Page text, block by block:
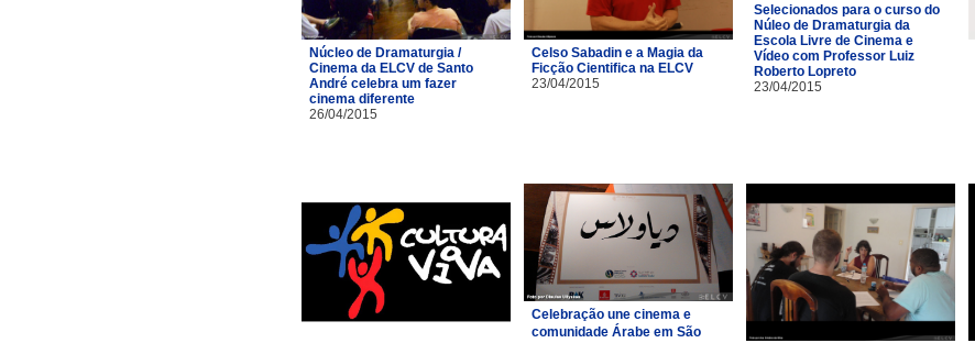
Núcleo de Dramaturgia /
Cinema da ELCV de Santo
André celebra um fazer
cinema diferente
26/04/2015
Celso Sabadin e a Magia da
Ficção Cientifica na ELCV
23/04/2015
Selecionados para o curso do
Núleo de Dramaturgia da
Escola Livre de Cinema e
Vídeo com Professor Luiz
Roberto Lopreto
23/04/2015
Celebração une cinema e
comunidade Árabe em São